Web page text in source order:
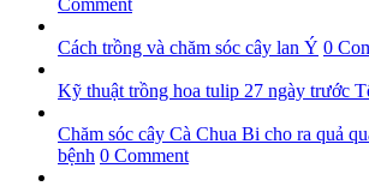
Comment
Cách trồng và chăm sóc cây lan Ý 0
Kỹ thuật trồng hoa tulip 27 ngày trước
Chăm sóc cây Cà Chua Bi cho ra quả
bệnh 0 Comment